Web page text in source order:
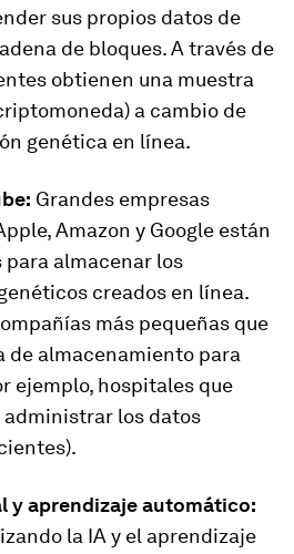
sus propios datos de
de bloques. A través de
obtienen una muestra
a cambio de
genética en línea.
Grandes empresas
Amazon y Google están
almacenar los
creados en línea.
más pequeñas que
de almacenamiento para
ejemplo, hospitales que
administrar los datos
y aprendizaje automático:
la IA y el aprendizaje